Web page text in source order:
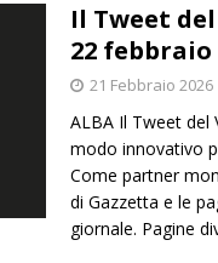
Il Tweet
22 febbraio
21 Febbraio 2026
ALBA Il Tweet del
modo innovativo
Come partner
di Gazzetta e le
giornale. Pagine